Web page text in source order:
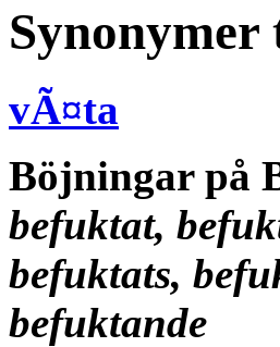
vÃ¤ta
Böjningar på
befuktat,
befuktats,
befuktande